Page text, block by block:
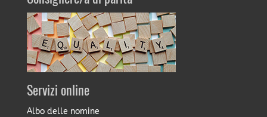
Servizi online
Albo delle nomine